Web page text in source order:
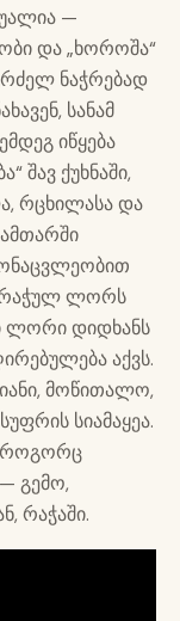
—
და „ხოროშა“
ნაჭრებად
სანამ
იწყება
შავ ქუხნაში,
რცხილასა და
რაჭულ ლორს
ლორი დიდხანს
აქვს.
მოწითალო,
სიამაყეა.
როგორც
გემო,
რაჭაში.